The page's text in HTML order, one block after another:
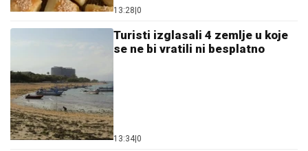
13:28|0
Turisti izglasali 4 zemlje u koje
se ne bi vratili ni besplatno
13:34|0